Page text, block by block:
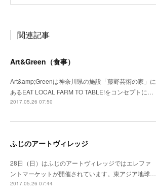
関連記事
Art&Green（食事）
Art&amp;Greenは神奈川県の施設「藤野芸術の家」に
あるEAT LOCAL FARM TO TABLE!をコンセプトに…
2017.05.26 07:50
ふじのアートヴィレッジ
28日（日）はふじのアートヴィレッジではエレファ
ントマーケットが開催されています。東アジア地球…
2017.05.26 07:44